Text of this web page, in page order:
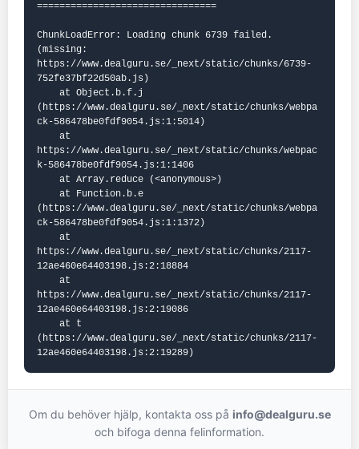
================================
ChunkLoadError: Loading chunk 6739 failed.
(missing:
https://www.dealguru.se/_next/static/chunks/6739-
752fe37bf22d50ab.js)
(https://www.dealguru.se/_next/static/chunks/webpa
ck-586478be0fdf9054.js:1:5014)
https://www.dealguru.se/_next/static/chunks/webpac
k-586478be0fdf9054.js:1:1406
(https://www.dealguru.se/_next/static/chunks/webpa
ck-586478be0fdf9054.js:1:1372)
https://www.dealguru.se/_next/static/chunks/2117-
12ae460e64403198.js:2:18884
https://www.dealguru.se/_next/static/chunks/2117-
12ae460e64403198.js:2:19086
(https://www.dealguru.se/_next/static/chunks/2117-
12ae460e64403198.js:2:19289)
Om du behöver hjälp, kontakta oss på info@dealguru.se
och bifoga denna felinformation.